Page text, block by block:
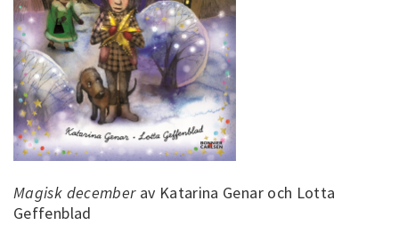
Magisk decemberav Katarina Genar och Lotta
Geffenblad